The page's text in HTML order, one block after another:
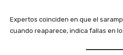
Expertos coinciden en que el
cuando reaparece, indica fallas en